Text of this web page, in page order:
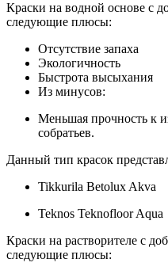
Краски на водной основе с
следующие плюсы:
Отсутствие запаха
Экологичность
Быстрота высыхания
Из минусов:
Меньшая прочность к
собратьев.
Данный тип красок
Tikkurila Betolux Akva
Teknos Teknofloor Aqua
Краски на растворителе с
следующие плюсы: